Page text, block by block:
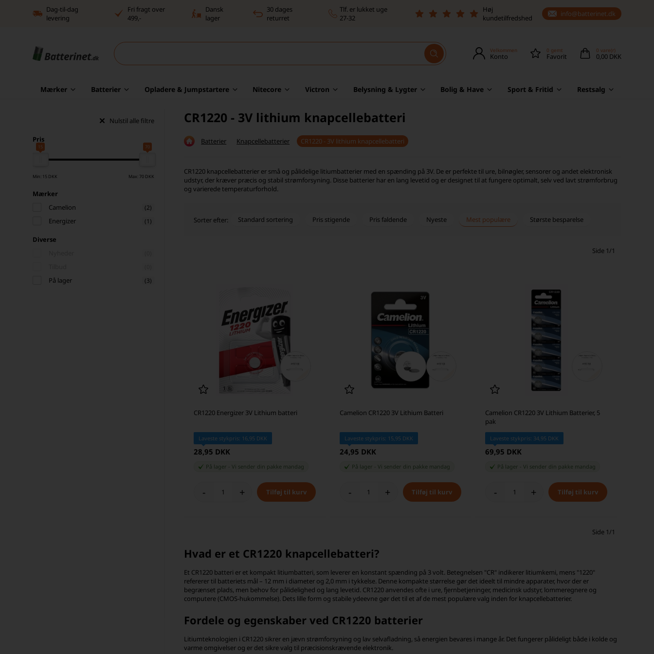
Dag-til-dag
levering
Fri fragt over
499,-
Dansk
lager
30 dages
returret
Tlf. er lukket uge
27-32
Høj
kundetilfredshed
info@batterinet.dk
Velkommen
Konto
0 gemt
Favorit
0 vare(r)
0,00 DKK
Mærker Batterier Opladere & Jumpstartere Nitecore Victron Belysning & Lygter Bolig & Have Sport & Fritid Restsalg
Nulstil alle filtre
Pris
15 70
Min: 15 DKK Max: 70 DKK
Mærker
Camelion
(2)
Energizer (1)
Diverse
På lager (3)
CR1220 - 3V lithium knapcellebatteri
Batterier Knapcellebatterier CR1220 - 3V lithium knapcellebatteri
CR1220 knapcellebatterier er små og pålidelige litiumbatterier med en spænding på 3V. De er perfekte til ure, bilnøgler, sensorer og andet elektronisk
udstyr, der kræver præcis og stabil strømforsyning. Disse batterier har en lang levetid og er designet til at fungere optimalt, selv ved lavt strømforbrug
og varierede temperaturforhold.
Sorter efter: Standard sortering Pris stigende Pris faldende Nyeste Mest populære Største besparelse
Side 1/1
CR1220 Energizer 3V Lithium batteri
Laveste stykpris: 16,95 DKK
28,95 DKK
På lager -Vi sender din pakke mandag
- +
Camelion CR1220 3V Lithium Batteri
Laveste stykpris: 15,95 DKK
24,95 DKK
På lager Vi sender din pakke mandag
- +
Camelion CR1220 3V Lithium Batterier, 5
pak
Laveste stykpris: 34,95 DKK
69,95 DKK
På lager -Vi sender din pakke mandag
- +
Side 1/1
Hvad er et CR1220 knapcellebatteri?
Et CR1220 batteri er et kompakt litiumbatteri, som leverer en konstant spænding på 3 volt. Betegnelsen "CR" indikerer litiumkemi, mens "1220"
refererer til batteriets mål – 12 mm i diameter og 2,0 mm i tykkelse. Denne kompakte størrelse gør det ideelt til mindre apparater, hvor der er
begrænset plads, men behov for pålidelighed og lang levetid. CR1220 anvendes ofte i ure, fjernbetjeninger, medicinsk udstyr, lommeregnere og
computere (CMOS-hukommelse). Dets lille form og stabile ydeevne gør det til et af de mest populære valg inden for knapcellebatterier.
Fordele og egenskaber ved CR1220 batterier
Litiumteknologien i CR1220 sikrer en jævn strømforsyning og lav selvafladning, så energien bevares i mange år. Det fungerer pålideligt både i kolde og
varme omgivelser og er det sikre valg til præcisionskrævende elektronik.